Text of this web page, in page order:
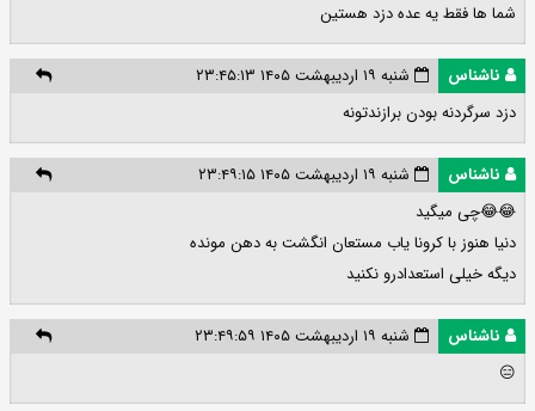
شما ها فقط یه عده دزد هستین
ناشناس
شنبه ۱۹ اردیبهشت ۱۴۰۵ ۲۳:۴۵:۱۳
دزد سرگردنه بودن برازندتونه
ناشناس
شنبه ۱۹ اردیبهشت ۱۴۰۵ ۲۳:۴۹:۱۵
😂😂چی میگید
دنیا هنوز با کرونا یاب مستعان انگشت به دهن مونده
دیگه خیلی استعدادرو نکنید
ناشناس
شنبه ۱۹ اردیبهشت ۱۴۰۵ ۲۳:۴۹:۵۹
😑